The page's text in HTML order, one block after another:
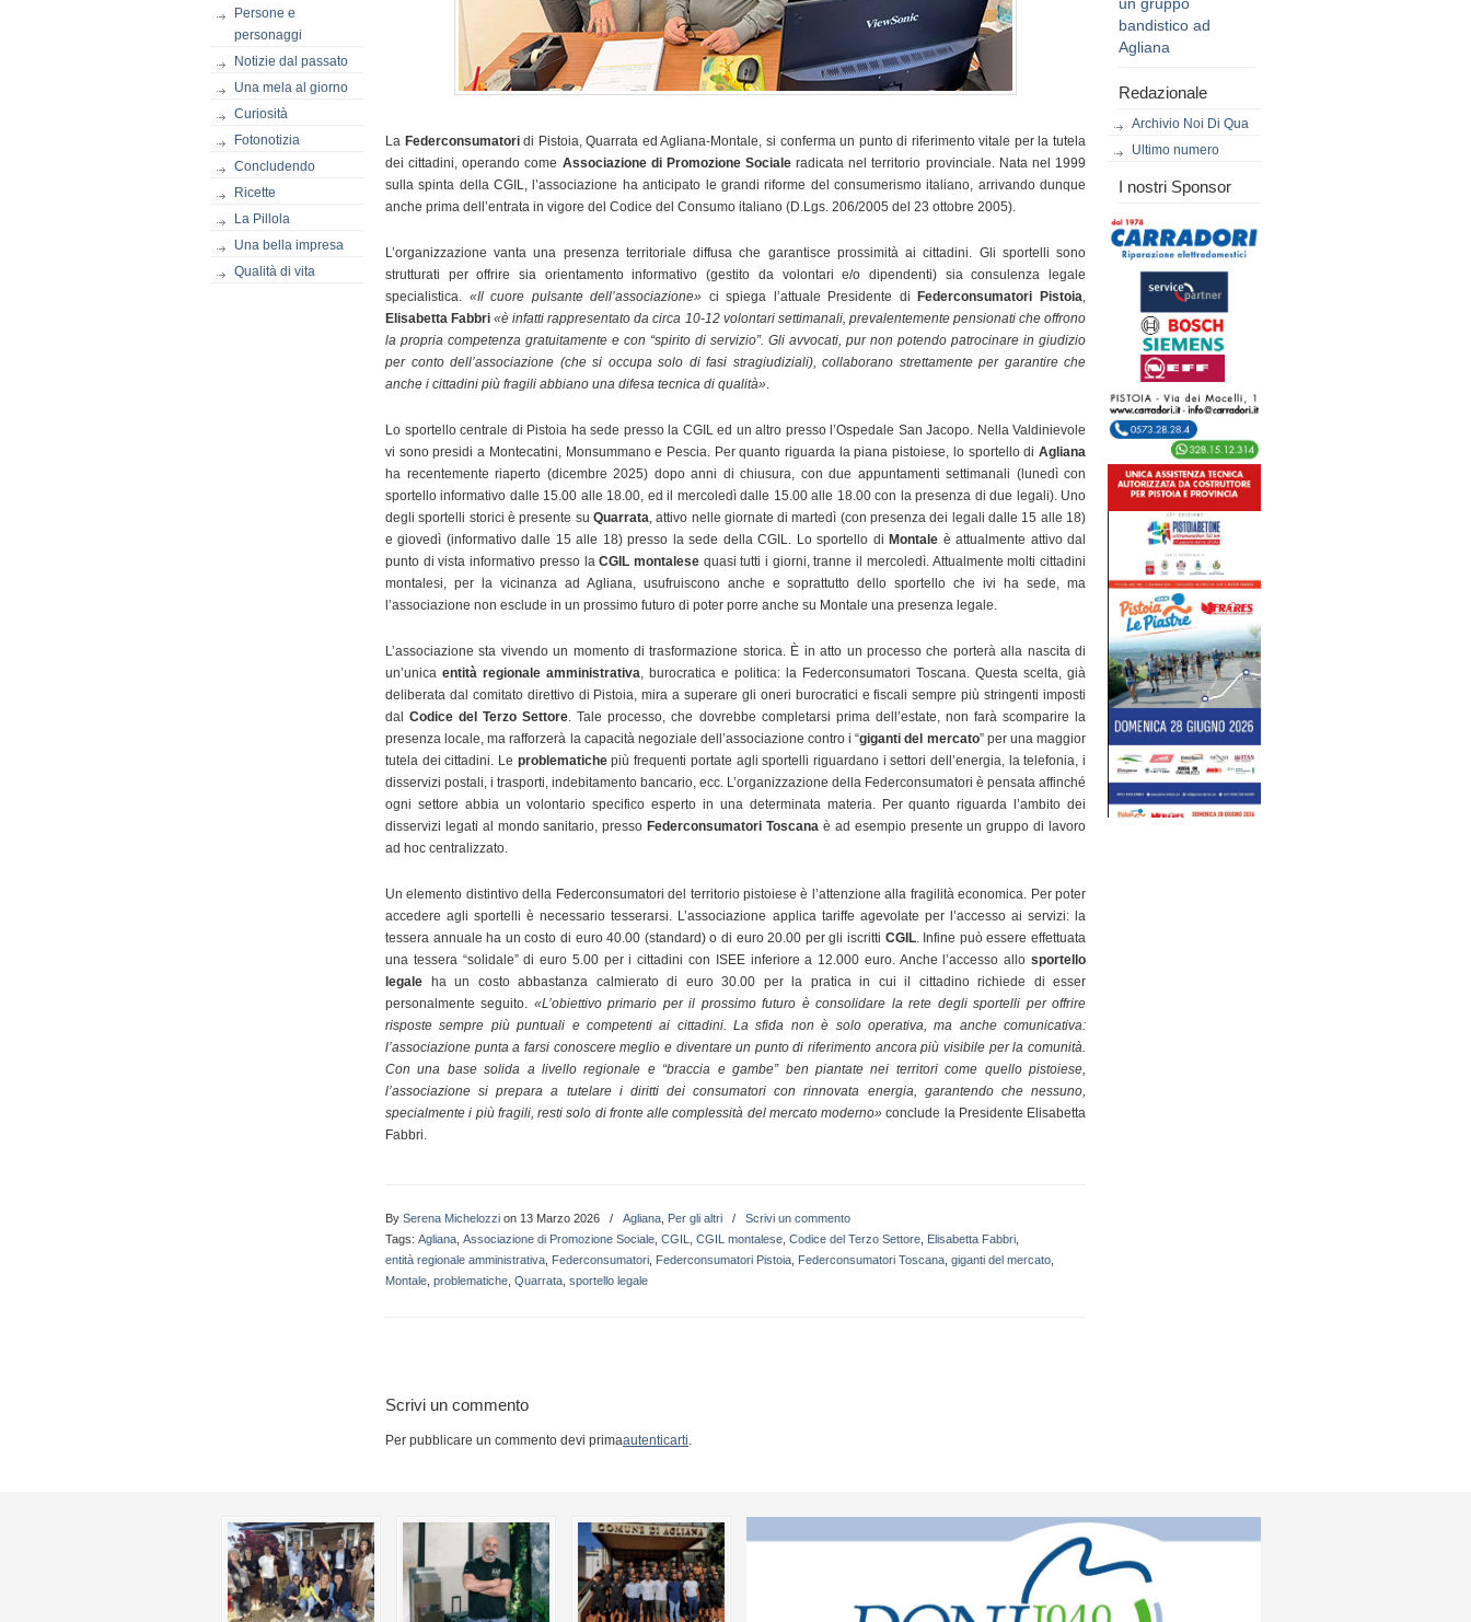
Persone e
personaggi
Notizie dal passato
Una mela al giorno
Curiosità
Fotonotizia
Concludendo
Ricette
La Pillola
Una bella impresa
Qualità di vita
La Federconsumatoridi Pistoia, Quarrata ed Agliana-Montale, si conferma un punto di riferimento vitale per la tutela
dei cittadini, operando come Associazione di Promozione Sociale radicata nel territorio provinciale. Nata nel 1999
sulla spinta della CGIL, l’associazione ha anticipato le grandi riforme del consumerismo italiano, arrivando dunque
anche prima dell’entrata in vigore del Codice del Consumo italiano (D.Lgs. 206/2005 del 23 ottobre 2005).
L’organizzazione vanta una presenza territoriale diffusa che garantisce prossimità ai cittadini. Gli sportelli sono
strutturati per offrire sia orientamento informativo (gestito da volontari e/o dipendenti) sia consulenza legale
specialistica. «Il cuore pulsante dell’associazione» ci spiega l’attuale Presidente di Federconsumatori Pistoia,
Elisabetta Fabbri «è infatti rappresentato da circa 10-12 volontari settimanali, prevalentemente pensionati che offrono
la propria competenza gratuitamente e con “spirito di servizio”. Gli avvocati, pur non potendo patrocinare in giudizio
per conto dell’associazione (che si occupa solo di fasi stragiudiziali), collaborano strettamente per garantire che
anche i cittadini più fragili abbiano una difesa tecnica di qualità».
Lo sportello centrale di Pistoia ha sede presso la CGIL ed un altro presso l’Ospedale San Jacopo. Nella Valdinievole
vi sono presidi a Montecatini, Monsummano e Pescia. Per quanto riguarda la piana pistoiese, lo sportello di Agliana
ha recentemente riaperto (dicembre 2025) dopo anni di chiusura, con due appuntamenti settimanali (lunedì con
sportello informativo dalle 15.00 alle 18.00, ed il mercoledì dalle 15.00 alle 18.00 con la presenza di due legali). Uno
degli sportelli storici è presente su Quarrata, attivo nelle giornate di martedì (con presenza dei legali dalle 15 alle 18)
e giovedì (informativo dalle 15 alle 18) presso la sede della CGIL. Lo sportello di Montale è attualmente attivo dal
punto di vista informativo presso laCGIL montalesequasi tutti i giorni, tranne il mercoledì. Attualmente molti cittadini
montalesi, per la vicinanza ad Agliana, usufruiscono anche e soprattutto dello sportello che ivi ha sede, ma
l’associazione non esclude in un prossimo futuro di poter porre anche su Montale una presenza legale.
L’associazione sta vivendo un momento di trasformazione storica. È in atto un processo che porterà alla nascita di
un’unica entità regionale amministrativa, burocratica e politica: la Federconsumatori Toscana. Questa scelta, già
deliberata dal comitato direttivo di Pistoia, mira a superare gli oneri burocratici e fiscali sempre più stringenti imposti
dalCodice del Terzo Settore. Tale processo, che dovrebbe completarsi prima dell’estate, non farà scomparire la
presenza locale, ma rafforzerà la capacità negoziale dell’associazione contro i “giganti del mercato” per una maggior
tutela dei cittadini. Le problematichepiù frequenti portate agli sportelli riguardano i settori dell’energia, la telefonia, i
disservizi postali, i trasporti, indebitamento bancario, ecc. L’organizzazione della Federconsumatori è pensata affinché
ogni settore abbia un volontario specifico esperto in una determinata materia. Per quanto riguarda l’ambito dei
disservizi legati al mondo sanitario, presso Federconsumatori Toscana è ad esempio presente un gruppo di lavoro
ad hoc centralizzato.
Un elemento distintivo della Federconsumatori del territorio pistoiese è l’attenzione alla fragilità economica. Per poter
accedere agli sportelli è necessario tesserarsi. L’associazione applica tariffe agevolate per l’accesso ai servizi: la
tessera annuale ha un costo di euro 40.00 (standard) o di euro 20.00 per gli iscritti CGIL. Infine può essere effettuata
una tessera “solidale” di euro 5.00 per i cittadini con ISEE inferiore a 12.000 euro. Anche l’accesso allo sportello
legale ha un costo abbastanza calmierato di euro 30.00 per la pratica in cui il cittadino richiede di esser
personalmente seguito. «L’obiettivo primario per il prossimo futuro è consolidare la rete degli sportelli per offrire
risposte sempre più puntuali e competenti ai cittadini. La sfida non è solo operativa, ma anche comunicativa:
l’associazione punta a farsi conoscere meglio e diventare un punto di riferimento ancora più visibile per la comunità.
Con una base solida a livello regionale e “braccia e gambe” ben piantate nei territori come quello pistoiese,
l’associazione si prepara a tutelare i diritti dei consumatori con rinnovata energia, garantendo che nessuno,
specialmente i più fragili, resti solo di fronte alle complessità del mercato moderno» conclude la Presidente Elisabetta
Fabbri.
By Serena Michelozzi on 13 Marzo 2026 / Agliana Per gli altri / Scrivi un commento
Tags: Agliana Associazione di Promozione Sociale CGIL CGIL montalese Codice del Terzo Settore Elisabetta Fabbri
entità regionale amministrativa Federconsumatori Federconsumatori Pistoia Federconsumatori Toscana giganti del mercato
Montale problematiche Quarrata sportello legale
Scrivi un commento
Per pubblicare un commento devi primaautenticarti.
bandistico ad
Agliana
Redazionale
Archivio Noi Di Qua
Ultimo numero
I nostri Sponsor